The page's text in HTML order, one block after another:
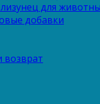
для
добавки
возврат